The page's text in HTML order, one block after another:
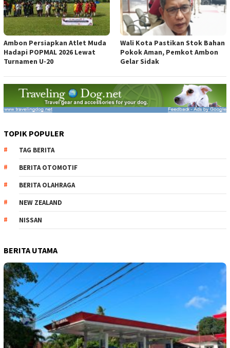
Ambon Persiapkan Atlet Muda
Hadapi POPMAL 2026 Lewat
Turnamen U-20
Wali Kota Pastikan Stok Bahan
Pokok Aman, Pemkot Ambon
Gelar Sidak
TOPIK POPULER
TAG BERITA
BERITA OTOMOTIF
BERITA OLAHRAGA
NEW ZEALAND
NISSAN
BERITA UTAMA